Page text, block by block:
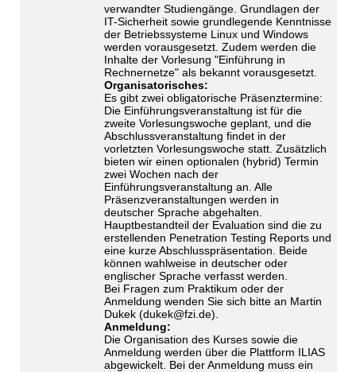
verwandter Studiengänge. Grundlagen der
IT-Sicherheit sowie grundlegende Kenntnisse
der Betriebssysteme Linux und Windows
werden vorausgesetzt. Zudem werden die
Inhalte der Vorlesung "Einführung in
Rechnernetze" als bekannt vorausgesetzt.
Organisatorisches:
Es gibt zwei obligatorische Präsenztermine:
Die Einführungsveranstaltung ist für die
zweite Vorlesungswoche geplant, und die
Abschlussveranstaltung findet in der
vorletzten Vorlesungswoche statt. Zusätzlich
bieten wir einen optionalen (hybrid) Termin
zwei Wochen nach der
Einführungsveranstaltung an. Alle
Präsenzveranstaltungen werden in
deutscher Sprache abgehalten.
Hauptbestandteil der Evaluation sind die zu
erstellenden Penetration Testing Reports und
eine kurze Abschlusspräsentation. Beide
können wahlweise in deutscher oder
englischer Sprache verfasst werden.
Bei Fragen zum Praktikum oder der
Anmeldung wenden Sie sich bitte an Martin
Dukek (dukek@fzi.de).
Anmeldung:
Die Organisation des Kurses sowie die
Anmeldung werden über die Plattform ILIAS
abgewickelt. Bei der Anmeldung muss ein